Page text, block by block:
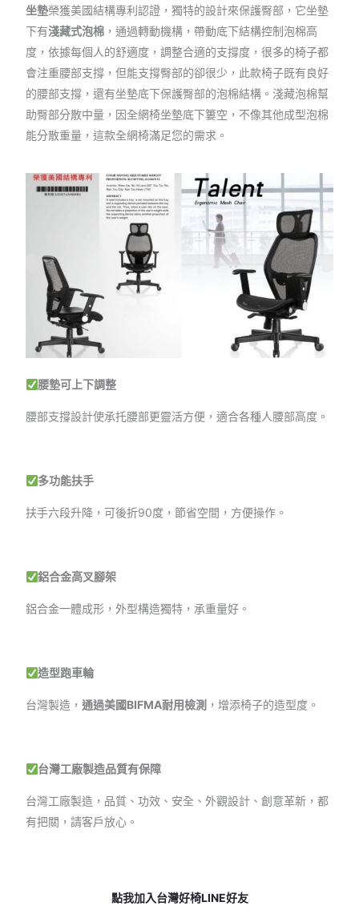
坐墊榮獲美國結構專利認證，獨特的設計來保護臀部，它坐墊
下有淺藏式泡棉，通過轉動機構，帶動底下結構控制泡棉高
度，依據每個人的舒適度，調整合適的支撐度，很多的椅子都
會注重腰部支撐，但能支撐臀部的卻很少，此款椅子既有良好
的腰部支撐，還有坐墊底下保護臀部的泡棉結構。淺藏泡棉幫
助臀部分散中量，因全網椅坐墊底下簍空，不像其他成型泡棉
能分散重量，這款全網椅滿足您的需求。
腰墊可上下調整
腰部支撐設計使承托腰部更靈活方便，適合各種人腰部高度。
多功能扶手
扶手六段升降，可後折90度，節省空間，方便操作。
鋁合金高叉腳架
鋁合金一體成形，外型構造獨特，承重量好。
造型跑車輪
台灣製造， 通過美國BIFMA耐用檢測 ，增添椅子的造型度。
台灣工廠製造品質有保障
台灣工廠製造，品質、功效、安全、外觀設計、創意革新，都
有把關，請客戶放心。
點我加入台灣好椅LINE好友